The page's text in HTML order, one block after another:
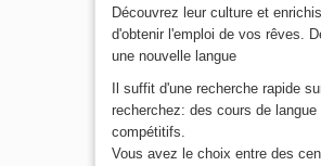
Découvrez leur culture et
d'obtenir l'emploi de vos rêves.
une nouvelle langue
Il suffit d'une recherche rapide
recherchez: des cours de
compétitifs.
Vous avez le choix entre des